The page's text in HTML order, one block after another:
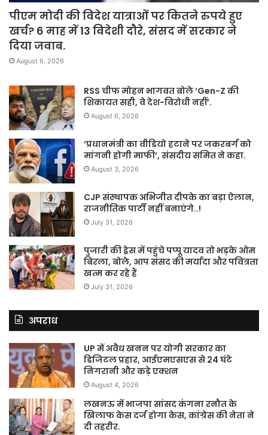
पीएम मोदी की विदेश यात्राओं पर कितने रुपये हुए
खर्च? 6 माह में 13 विदेशी दौरे, संसद में सरकार ने
दिया जवाब.
August 6, 2026
RSS चीफ मोहन भागवत बोले ‘Gen-Z की
शिकायत सही, वे देश-विरोधी नहीं’.
August 6, 2026
‘प्रधानमंत्री का वीडियो हटाने पर जकरबर्ग को
मांगनी होगी माफी’, संसदीय समित ने कहा.
August 3, 2026
CJP संस्थापक अभिजीत दीपके का बड़ा ऐलान,
राजनीतिक पार्टी नहीं बनाएंगे..!
July 31, 2026
पुजारी की ड्रेस में पहुंचे पप्पू यादव तो भड़के ओम
बिरला, बोले, आप संसद की मर्यादा और पवित्रता
खत्म कर रहे हैं
July 31, 2026
अपराध
UP में अवैध खनन पर योगी सरकार का
डिजिटल प्रहार, आईएमएसएस से 24 घंटे
निगरानी और कड़े एक्शन
August 4, 2026
लखनऊ में भाजपा सांसद कंगना रनौत के
खिलाफ केस दर्ज होगा केस, कांग्रेस की नेता ने
दी तहरीर.